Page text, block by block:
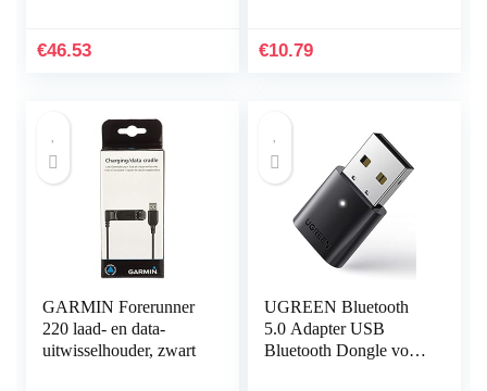
€46.53
elastische elastische
€10.79
GARMIN Forerunner
220 laad- en data-
uitwisselhouder, zwart
UGREEN Bluetooth
5.0 Adapter USB
Bluetooth Dongle voor